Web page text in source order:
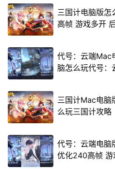
三国计电脑版
高帧 游戏多开
代号：云端Mac
脑怎么玩代号：
三国计Mac电脑
么玩三国计攻略
代号：云端电脑
优化240高帧 游